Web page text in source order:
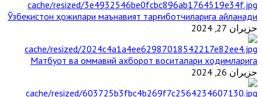
Ўзбекистон ҳожилари маънавият тарғиботчиларига айланади
حزيران 27, 2024
Матбуот ва оммавий ахборот воситалари ходимларига
حزيران 26, 2024